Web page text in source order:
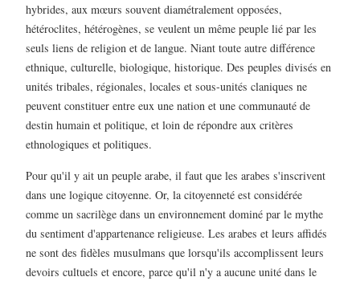
hybrides, aux mœurs souvent diamétralement opposées,
hétéroclites, hétérogènes, se veulent un même peuple lié par les
seuls liens de religion et de langue. Niant toute autre différence
ethnique, culturelle, biologique, historique. Des peuples divisés en
unités tribales, régionales, locales et sous-unités claniques ne
peuvent constituer entre eux une nation et une communauté de
destin humain et politique, et loin de répondre aux critères
ethnologiques et politiques.
Pour qu'il y ait un peuple arabe, il faut que les arabes s'inscrivent
dans une logique citoyenne. Or, la citoyenneté est considérée
comme un sacrilège dans un environnement dominé par le mythe
du sentiment d'appartenance religieuse. Les arabes et leurs affidés
ne sont des fidèles musulmans que lorsqu'ils accomplissent leurs
devoirs cultuels et encore, parce qu'il n'y a aucune unité dans le